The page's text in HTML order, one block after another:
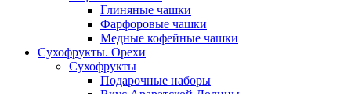
Глиняные чашки
Фарфоровые чашки
Медные кофейные чашки
Сухофрукты. Орехи
Сухофрукты
Подарочные наборы